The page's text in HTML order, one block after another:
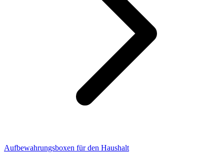
Aufbewahrungsboxen für den Haushalt